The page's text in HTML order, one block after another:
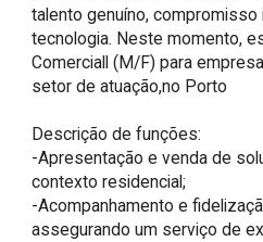
talento genuíno,
tecnologia. Neste momento,
Comerciall (M/F) para
setor de atuação,no Porto
Descrição de funções:
-Apresentação e venda de
contexto residencial;
-Acompanhamento e
assegurando um serviço de